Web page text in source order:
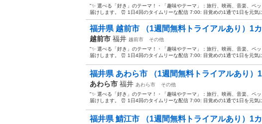
"✨ 選べる「好き」のテーマ！・「趣味やテーマ」：旅行、映画、音楽、ペ
届けします。 ⏰ 1日4回のタイムリーな配信 7:00: 目覚めの1通で1日を元気
福井県 越前市 （1週間無料トライアルあり）1
越前市 福井 越前市
その他
"✨ 選べる「好き」のテーマ！・「趣味やテーマ」：旅行、映画、音楽、ペ
届けします。 ⏰ 1日4回のタイムリーな配信 7:00: 目覚めの1通で1日を元気
福井県 あわら市 （1週間無料トライアルあり）
あわら市 福井 あわら市
その他
"✨ 選べる「好き」のテーマ！・「趣味やテーマ」：旅行、映画、音楽、ペ
届けします。 ⏰ 1日4回のタイムリーな配信 7:00: 目覚めの1通で1日を元気
福井県 鯖江市 （1週間無料トライアルあり）1